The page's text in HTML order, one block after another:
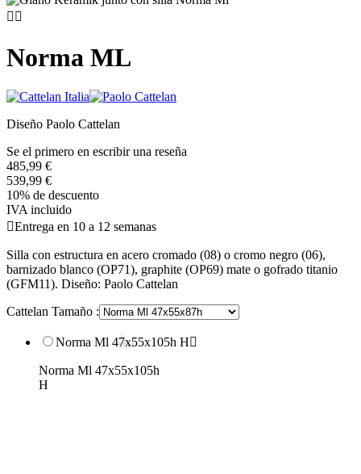
 
Norma ML
Diseño Paolo Cattelan
Se el primero en escribir una reseña
485,99 €
539,99 €
10% de descuento
IVA incluido
Entrega en 10 a 12 semanas
Silla con estructura en acero cromado (08) o cromo negro (06),
barnizado blanco (OP71), graphite (OP69) mate o gofrado titanio
(GFM11). Diseño: Paolo Cattelan
Cattelan Tamaño :
Norma Ml 47x55x105h H
Norma Ml 47x55x105h
H